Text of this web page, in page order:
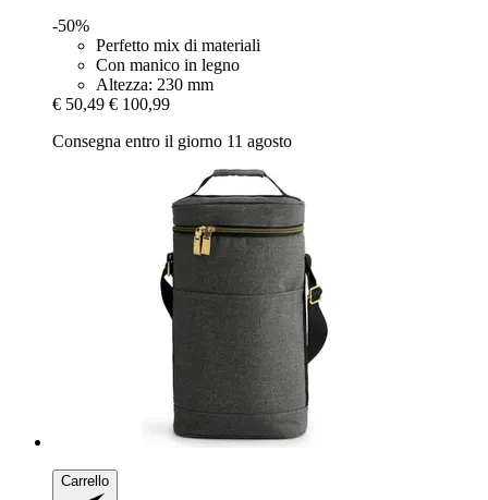
-50%
Perfetto mix di materiali
Con manico in legno
Altezza: 230 mm
€ 50,49 € 100,99
Consegna entro il giorno 11 agosto
Carrello